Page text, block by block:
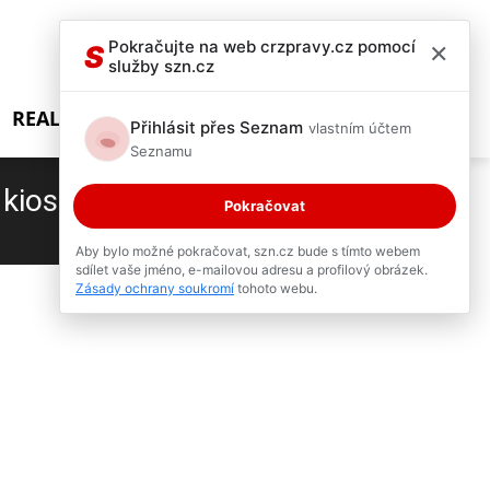
REALITY SHOW
S Pokračujte na web crzpravy.cz pomocí
služby szn.cz
×
Přihlásit přes Seznam vlastním účtem
Seznamu
Pokračovat
Aby bylo možné pokračovat, szn.cz bude s tímto webem
sdílet vaše jméno, e-mailovou adresu a profilový obrázek.
Zásady ochrany soukromí tohoto webu.